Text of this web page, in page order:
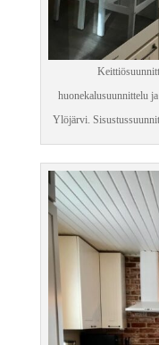
huonekalusuunnittelu
Ylöjärvi.